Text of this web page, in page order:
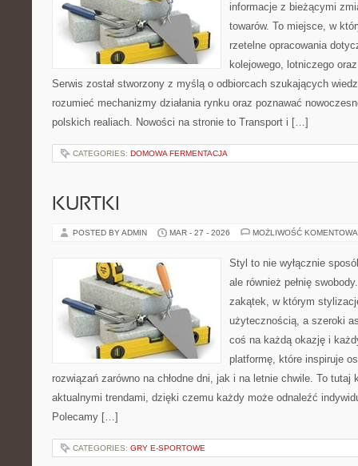
informacje z bieżącymi
towarów. To miejsce, w
rzetelne opracowania
kolejowego, lotniczego
Serwis został stworzony z myślą o odbiorcach szukających
rozumieć mechanizmy działania rynku oraz poznawać
polskich realiach. Nowości na stronie to Transport i […]
CATEGORIES: DOMOWA FERMENTACJA
KURTKI
POSTED BY ADMIN MAR - 27 - 2026 MOŻLIWOŚĆ
Styl to nie wyłącznie
ale również pełnię
zakątek, w którym
użytecznością, a szeroki
coś na każdą okazję i
platformę, które inspiruje
rozwiązań zarówno na chłodne dni, jak i na letnie chwile. To tutaj
aktualnymi trendami, dzięki czemu każdy może odnaleźć
Polecamy […]
CATEGORIES: GRY E-SPORTOWE